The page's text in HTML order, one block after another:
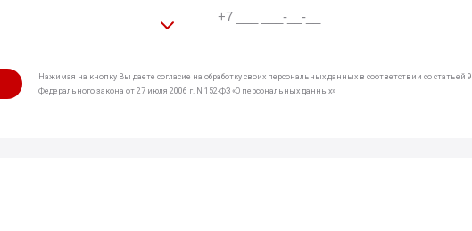
Нажимая на кнопку Вы даете согласие на обработку своих персональных данных в соответствии со статьей 9
Федерального закона от 27 июля 2006 г. N 152-ФЗ «О персональных данных»